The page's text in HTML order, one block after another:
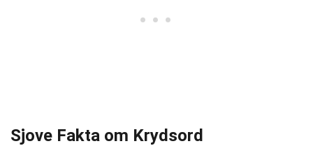
Sjove Fakta om Krydsord